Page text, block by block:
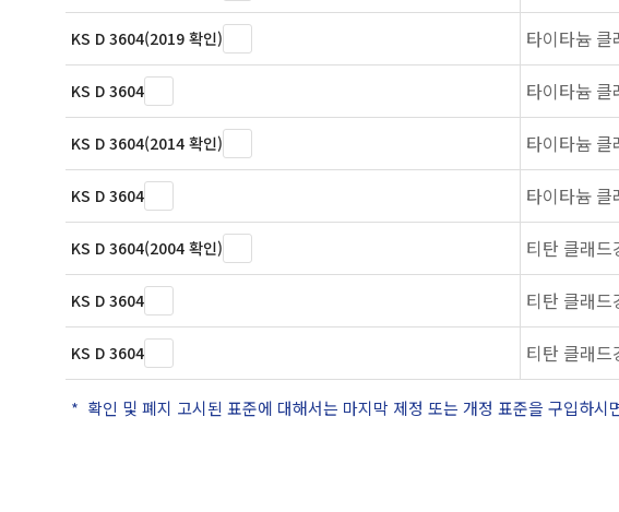
KS D 3604(2019 확인) 타이타늄 클
KS D 3604 타이타늄 클
KS D 3604(2014 확인) 타이타늄 클
KS D 3604 타이타늄 클
KS D 3604(2004 확인) 티탄 클래드
KS D 3604 티탄 클래드
KS D 3604 티탄 클래드
확인 및 폐지 고시된 표준에 대해서는 마지막 제정 또는 개정 표준을 구입하시